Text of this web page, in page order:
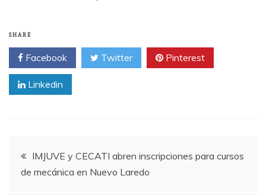
SHARE
Facebook Twitter Pinterest
Linkedin
PostIMJUVE y CECATI abren inscripciones para cursos
de mecánica en Nuevo Laredo